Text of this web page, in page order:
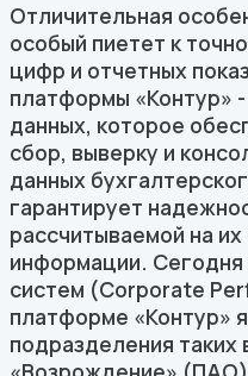
Отличительная
особый пиетет к
цифр и отчетных
платформы «Контур»
данных, которое
сбор, выверку и
данных
гарантирует
рассчитываемой на
информации. Сегодня
систем (Corporate
платформе «Контур»
подразделения таких